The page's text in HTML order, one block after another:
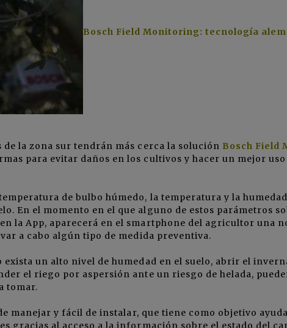
Bosch Field Monitoring: tecnología
la zona sur tendrán más cerca la solución Bosch Field
para evitar daños en los cultivos y hacer un mejor uso
de bulbo húmedo, la temperatura y la
En el momento en el que alguno de estos parámetros
la App, aparecerá en el smartphone del agricultor una
a cabo algún tipo de medida preventiva.
un alto nivel de humedad en el suelo, abrir el
el riego por aspersión ante un riesgo de helada,
tomar.
manejar y fácil de instalar, que tiene como objetivo
gracias al acceso a la información sobre el estado del